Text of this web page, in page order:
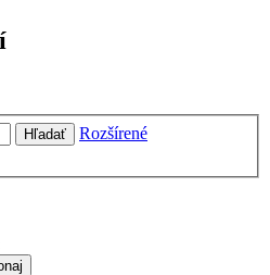
Hľadať
Rozšírené